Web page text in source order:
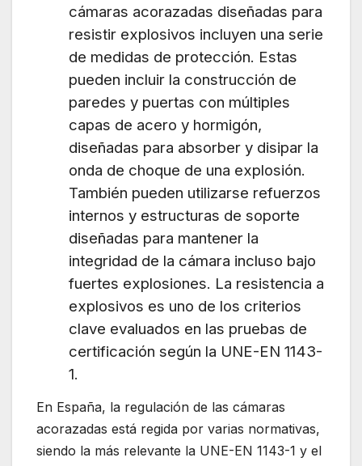
cámaras acorazadas diseñadas para
resistir explosivos incluyen una serie
de medidas de protección. Estas
pueden incluir la construcción de
paredes y puertas con múltiples
capas de acero y hormigón,
diseñadas para absorber y disipar la
onda de choque de una explosión.
También pueden utilizarse refuerzos
internos y estructuras de soporte
diseñadas para mantener la
integridad de la cámara incluso bajo
fuertes explosiones. La resistencia a
explosivos es uno de los criterios
clave evaluados en las pruebas de
certificación según la UNE-EN 1143-
1.
En España, la regulación de las cámaras
acorazadas está regida por varias normativas,
siendo la más relevante la UNE-EN 1143-1 y el